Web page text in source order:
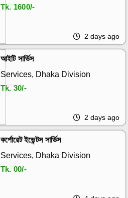
Tk. 1600/-
2 days ago
আইটি সার্ভিস
Services, Dhaka Division
Tk. 30/-
2 days ago
কর্পোরেট ইভেন্টস সার্ভিস
Services, Dhaka Division
Tk. 00/-